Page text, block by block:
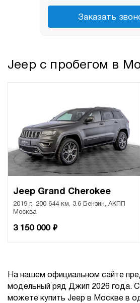
Заказать
Jeep с пробегом в
Jeep Grand Cherokee
2019 г., 200 644 км, 3.6 Бензин, АКПП
Москва
3 150 000 ₽
На нашем официальном сайте
модельный ряд Джип 2026 года. С
можете купить Jeep в Москве в